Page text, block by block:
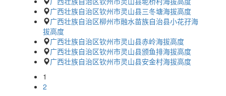
广西壮族自治区钦州市灵山县三冬塘海拔高度
广西壮族自治区柳州市融水苗族自治县小花孖海
拔高度
广西壮族自治区钦州市灵山县赤岭海拔高度
广西壮族自治区钦州市灵山县颁鱼排海拔高度
广西壮族自治区钦州市灵山县安金村海拔高度
1
2